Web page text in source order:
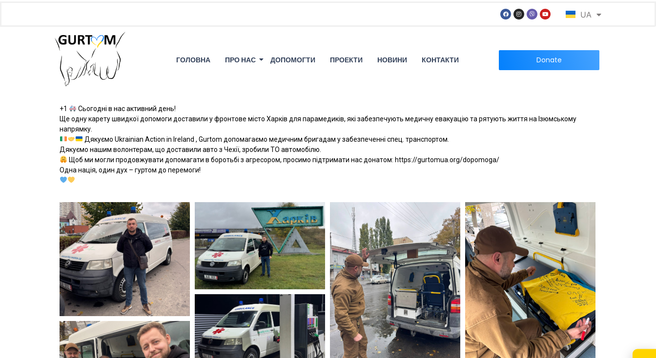
UA
EN
ГОЛОВНА ПРО НАС ДОПОМОГТИ ПРОЕКТИ НОВИНИ КОНТАКТИ Donate
+1
Сьогодні в нас активний день!
Ще одну карету швидкої допомоги доставили у фронтове місто Харків для парамедиків, які забезпечують медичну евакуацію та рятують життя на Ізюмському
напрямку.
Дякуємо Ukrainian Action in Ireland , Gurtom допомагаємо медичним бригадам у забезпеченні спец. транспортом.
Дякуємо нашим волонтерам, що доставили авто з Чехії, зробили ТО автомобілю.
Щоб ми могли продовжувати допомагати в боротьбі з агресором, просимо підтримати нас донатом: https://gurtomua.org/dopomoga/
Одна нація, один дух – гуртом до перемоги!